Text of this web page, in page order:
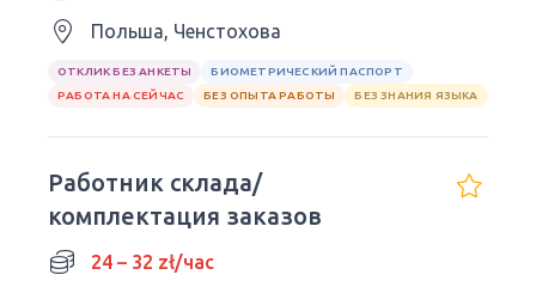
Польша, Ченстохова
ОТКЛИК БЕЗ АНКЕТЫ
БИОМЕТРИЧЕСКИЙ ПАСПОРТ
РАБОТА НА СЕЙЧАС
БЕЗ ОПЫТА РАБОТЫ БЕЗ ЗНАНИЯ ЯЗЫКА
Работник склада/
комплектация заказов
24 – 32 zł/час